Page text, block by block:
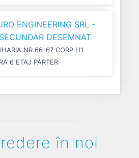
ENGINEERING SRL -
DESEMNAT
NR.66-67 CORP H1
6 ETAJ PARTER
în noi